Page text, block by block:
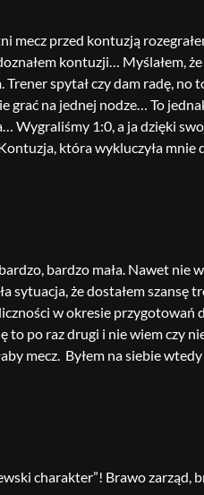
mecz przed kontuzją
kontuzji… Myślałem,
spytał czy dam radę, no
grać na jednej nodze… To
Wygraliśmy 1:0, a ja dzięki
która wykluczyła
bardzo mała. Nawet nie
sytuacja, że dostałem szansę
w okresie przygotowań
to po raz drugi i nie wiem czy
mecz. Byłem na siebie
charakter”! Brawo zarząd,